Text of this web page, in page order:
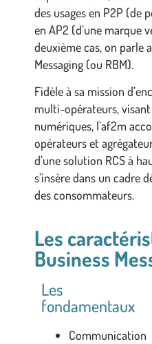
des usages en P2P (de
en AP2 (d’une marque
deuxième cas, on parle
Messaging (ou RBM).
Fidèle à sa mission
multi-opérateurs, visant
numériques, l’af2m
opérateurs et
d’une solution RCS à
s’insère dans un cadre
des consommateurs.
Les
Business
Les
fondamentaux
Communication